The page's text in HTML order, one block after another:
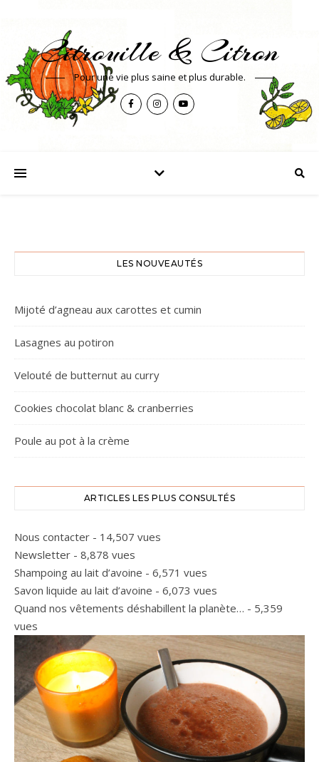
Citrouille & Citron
Pour une vie plus saine et plus durable.
LES NOUVEAUTÉS
Mijoté d’agneau aux carottes et cumin
Lasagnes au potiron
Velouté de butternut au curry
Cookies chocolat blanc & cranberries
Poule au pot à la crème
ARTICLES LES PLUS CONSULTÉS
Nous contacter - 14,507 vues
Newsletter - 8,878 vues
Shampoing au lait d’avoine - 6,571 vues
Savon liquide au lait d’avoine - 6,073 vues
Quand nos vêtements déshabillent la planète… - 5,359
vues